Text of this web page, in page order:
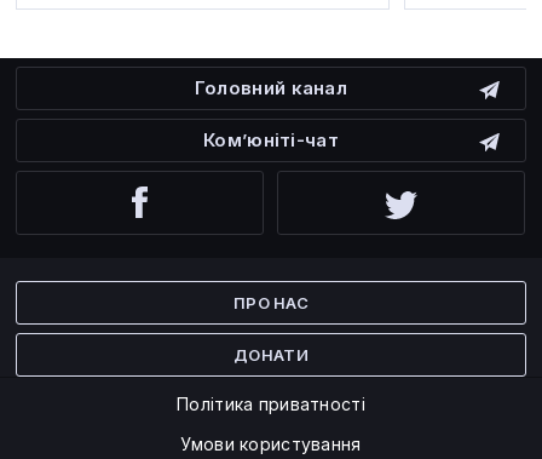
Головний канал
Ком’юніті-чат
ПРО НАС
ДОНАТИ
Політика приватності
Умови користування